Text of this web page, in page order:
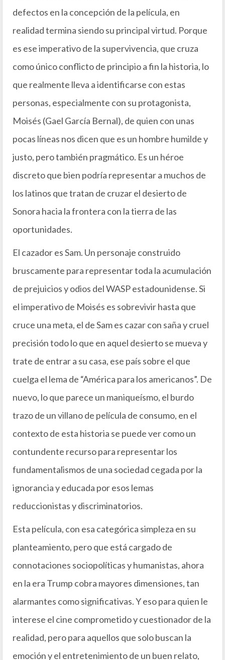
defectos en la concepción de la película, en
realidad termina siendo su principal virtud. Porque
es ese imperativo de la supervivencia, que cruza
como único conflicto de principio a fin la historia, lo
que realmente lleva a identificarse con estas
personas, especialmente con su protagonista,
Moisés (Gael García Bernal), de quien con unas
pocas líneas nos dicen que es un hombre humilde y
justo, pero también pragmático. Es un héroe
discreto que bien podría representar a muchos de
los latinos que tratan de cruzar el desierto de
Sonora hacia la frontera con la tierra de las
oportunidades.
El cazador es Sam. Un personaje construido
bruscamente para representar toda la acumulación
de prejuicios y odios del WASP estadounidense. Si
el imperativo de Moisés es sobrevivir hasta que
cruce una meta, el de Sam es cazar con saña y cruel
precisión todo lo que en aquel desierto se mueva y
trate de entrar a su casa, ese país sobre el que
cuelga el lema de “América para los americanos”. De
nuevo, lo que parece un maniqueísmo, el burdo
trazo de un villano de película de consumo, en el
contexto de esta historia se puede ver como un
contundente recurso para representar los
fundamentalismos de una sociedad cegada por la
ignorancia y educada por esos lemas
reduccionistas y discriminatorios.
Esta película, con esa categórica simpleza en su
planteamiento, pero que está cargado de
connotaciones sociopolíticas y humanistas, ahora
en la era Trump cobra mayores dimensiones, tan
alarmantes como significativas. Y eso para quien le
interese el cine comprometido y cuestionador de la
realidad, pero para aquellos que solo buscan la
emoción y el entretenimiento de un buen relato,